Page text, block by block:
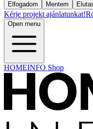
Elfogadom Mentem
Kérje projekt ajánlatunkat!
Open menu
HOMEINFO Shop